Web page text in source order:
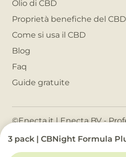
3 pack | CBNight Formula
Olio di CBD
Proprietà benefiche del CBD
Come si usa il CBD
Blog
Faq
Guide gratuite
©Enecta.it| Enecta BV -
NL857741846B01 |Privacy